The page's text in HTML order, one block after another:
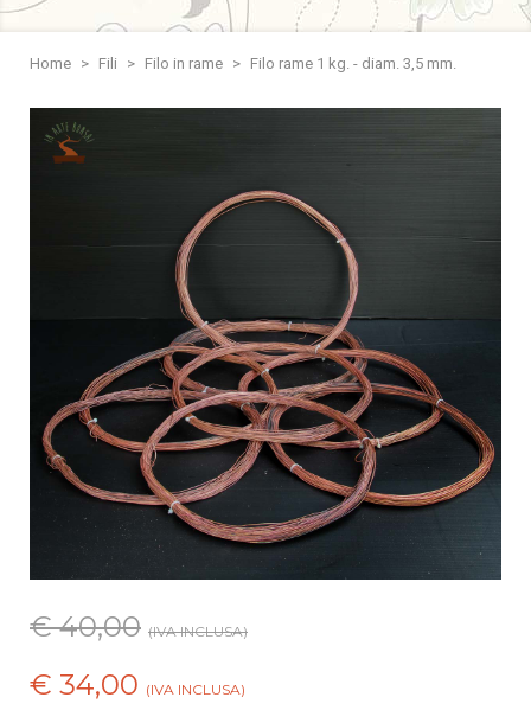
Home Fili Filo in rame Filo rame 1 kg. - diam. 3,5 mm.
€ 40,00 (IVA INCLUSA)
€ 34,00 (IVA INCLUSA)